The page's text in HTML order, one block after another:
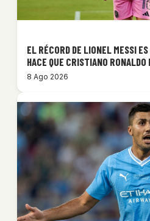
EL RÉCORD DE LIONEL MESSI
HACE QUE CRISTIANO
8 Ago 2026